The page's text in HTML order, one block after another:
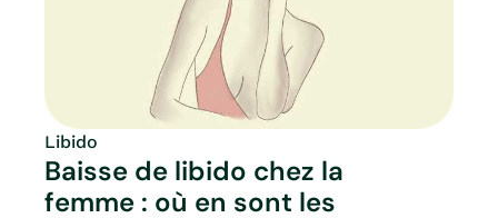
Libido
Baisse de libido chez la
femme : où en sont les